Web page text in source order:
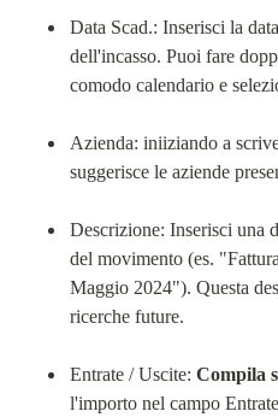
Data Scad.: Inserisci la
dell'incasso. Puoi fare
comodo calendario e
Azienda: iniiziando a
suggerisce le aziende
Descrizione: Inserisci una
del movimento (es.
Maggio 2024"). Questa
ricerche future.
Entrate / Uscite: Compila
l'importo nel campo